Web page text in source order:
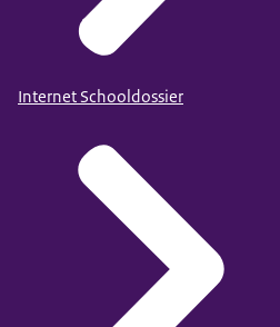
Internet Schooldossier